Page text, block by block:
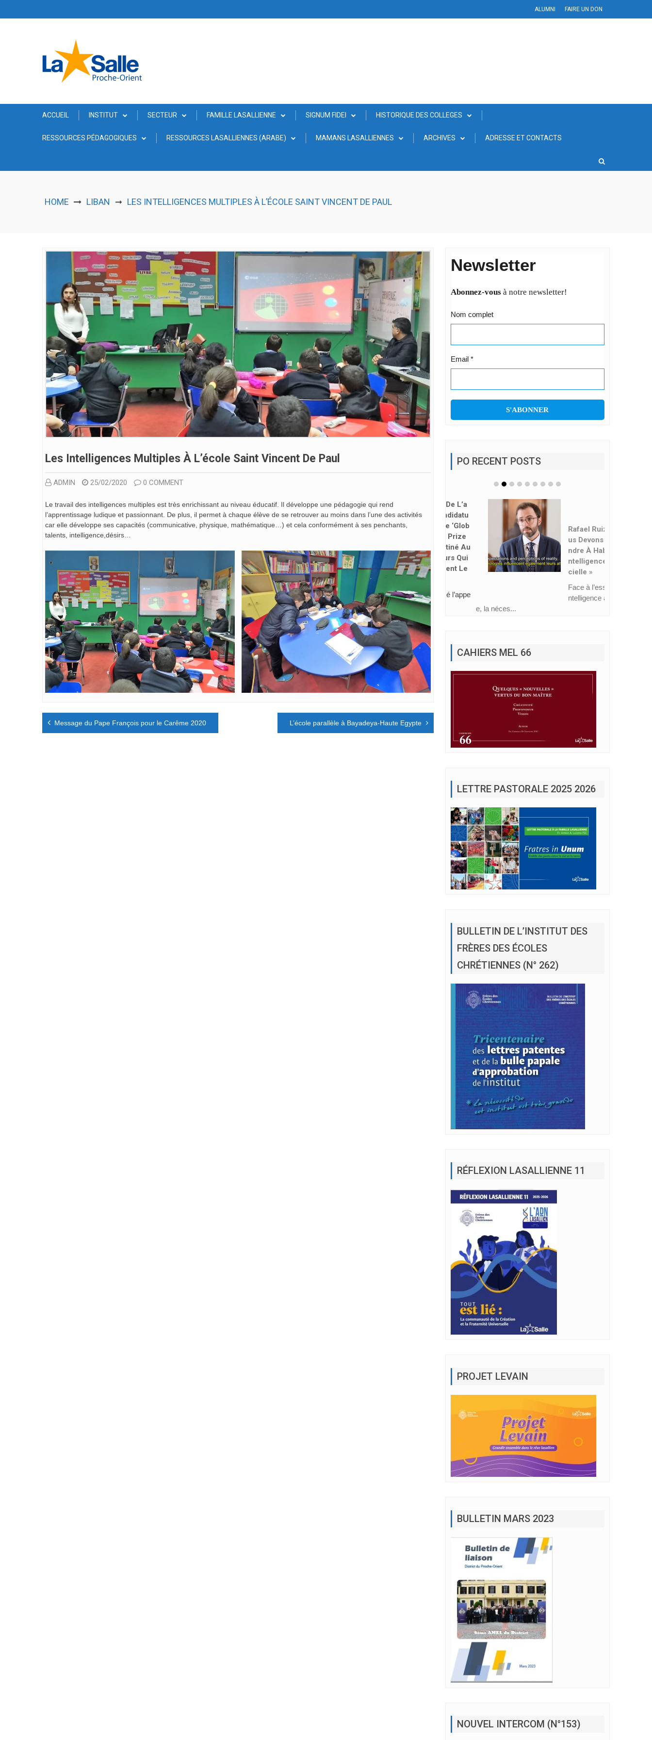
ALUMNI FAIRE UN DON
ACCUEIL INSTITUT SECTEUR FAMILLE LASALLIENNE SIGNUM FIDEI HISTORIQUE DES COLLEGES
RESSOURCES PÉDAGOGIQUES RESSOURCES LASALLIENNES (ARABE) MAMANS LASALLIENNES ARCHIVES ADRESSE ET CONTACTS
HOME LIBAN ➞ LES INTELLIGENCES MULTIPLES À L’ÉCOLE SAINT VINCENT DE PAUL
Les Intelligences Multiples À L’école Saint Vincent De Paul
ADMIN 25/02/2020 0 COMMENT
Le travail des intelligences multiples est très enrichissant au niveau éducatif. Il développe une pédagogie qui rend
l’apprentissage ludique et passionnant. De plus, il permet à chaque élève de se retrouver au moins dans l’une des activités
car elle développe ses capacités (communicative, physique, mathématique…) et cela conformément à ses penchants,
talents, intelligence,désirs…
Navigation
de
Message du Pape François pour le Carême 2020 L’école parallèle à Bayadeya-Haute Egypte
Newsletter
Abonnez-vousà notre newsletter!
Nom complet
Email *
PO RECENT POSTS
Rafael Ruiz : « No
Ndre À Habiter L’i
Ntelligence Artifi
Cielle »
Face à l’essor de l’i
ntelligence artificiell
FRÈRES DES ÉCOLES
CHRÉTIENNES (N° 262)